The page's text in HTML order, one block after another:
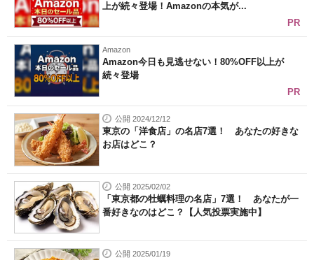
上が続々登場！Amazonの本気が...
PR
Amazon
Amazon今日も見逃せない！80%OFF以上が
続々登場
PR
公開 2024/12/12
東京の「洋食店」の名店7選！ あなたの好きな
お店はどこ？
公開 2025/02/02
「東京都の牡蠣料理の名店」7選！ あなたが一
番好きなのはどこ？【人気投票実施中】
公開 2025/01/19